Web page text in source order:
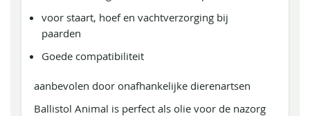
voor staart, hoef en vachtverzorging bij
paarden
Goede compatibiliteit
aanbevolen door onafhankelijke dierenartsen
Ballistol Animal is perfect als olie voor de nazorg